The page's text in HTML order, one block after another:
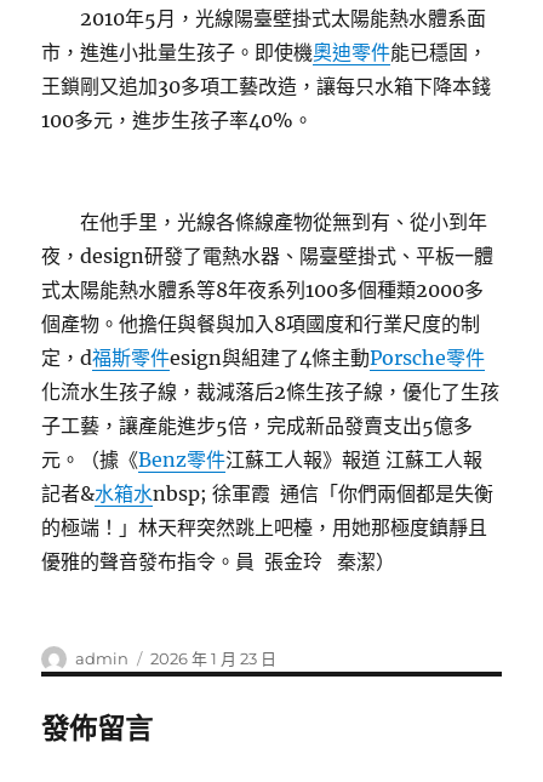
2010年5月，光線陽臺壁掛式太陽能熱水體系面
市，進進小批量生孩子。即使機奧迪零件能已穩固，
王鎖剛又追加30多項工藝改造，讓每只水箱下降本錢
100多元，進步生孩子率40%。
在他手里，光線各條線產物從無到有、從小到年
夜，design研發了電熱水器、陽臺壁掛式、平板一體
式太陽能熱水體系等8年夜系列100多個種類2000多
個產物。他擔任與餐與加入8項國度和行業尺度的制
定，d福斯零件esign與組建了4條主動Porsche零件
化流水生孩子線，裁減落后2條生孩子線，優化了生孩
子工藝，讓產能進步5倍，完成新品發賣支出5億多
元。（據《Benz零件江蘇工人報》報道 江蘇工人報
記者&水箱水nbsp; 徐軍霞 通信「你們兩個都是失衡
的極端！」林天秤突然跳上吧檯，用她那極度鎮靜且
優雅的聲音發布指令。員 張金玲 秦潔）
作
者
admin
發
佈
2026 年 1 月 23 日
發佈留言